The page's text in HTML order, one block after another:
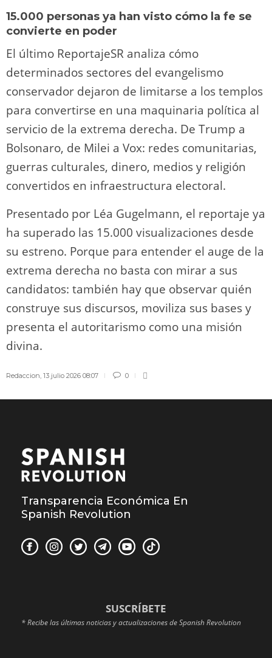
15.000 personas ya han visto cómo la fe se
convierte en poder
El último ReportajeSR analiza cómo
determinados sectores del evangelismo
conservador dejaron de limitarse a los templos
para convertirse en una maquinaria política al
servicio de la extrema derecha. De Trump a
Bolsonaro, de Milei a Vox: redes comunitarias,
guerras culturales, dinero, medios y religión
convertidos en infraestructura electoral.
Presentado por Léa Gugelmann, el reportaje ya
ha superado las 15.000 visualizaciones desde
su estreno. Porque para entender el auge de la
extrema derecha no basta con mirar a sus
candidatos: también hay que observar quién
construye sus discursos, moviliza sus bases y
presenta el autoritarismo como una misión
divina.
Redaccion 13 julio 2026 08:07 0
Transparencia Económica En
Spanish Revolution
SUSCRÍBETE
* Recibe las últimas noticias y actualizaciones de Spanish Revolution